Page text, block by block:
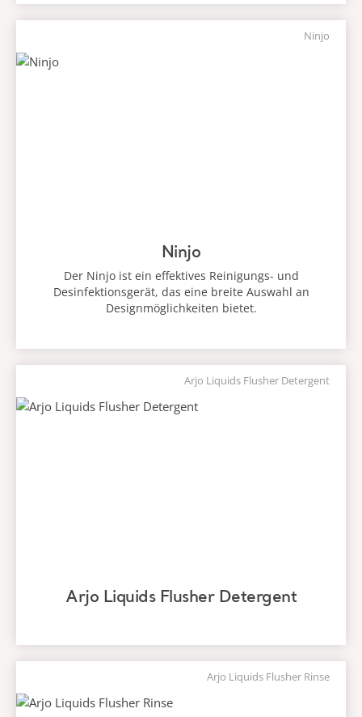
Ninjo
Ninjo
Der Ninjo ist ein effektives Reinigungs- und
Desinfektionsgerät, das eine breite Auswahl an
Designmöglichkeiten bietet.
Arjo Liquids Flusher Detergent
Arjo Liquids Flusher Detergent
Arjo Liquids Flusher Rinse